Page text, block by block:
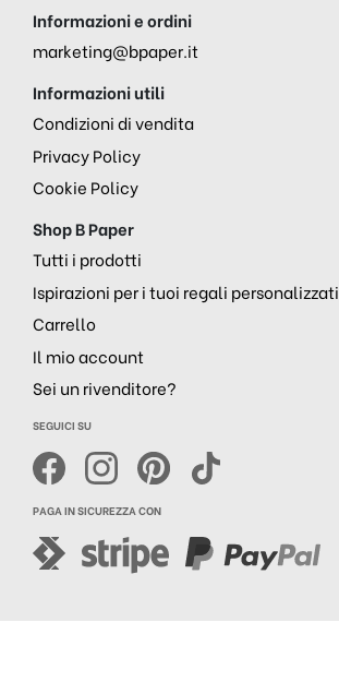
Informazioni e ordini
marketing@bpaper.it
Informazioni utili
Condizioni di vendita
Privacy Policy
Cookie Policy
Shop B Paper
Tutti i prodotti
Ispirazioni per i tuoi regali personalizzati
Carrello
Il mio account
Sei un rivenditore?
SEGUICI SU
PAGA IN SICUREZZA CON